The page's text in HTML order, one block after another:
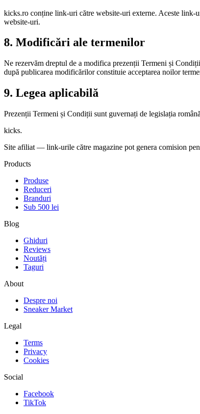
kicks.ro conține link-uri către website-uri externe. Aceste link-
website-uri.
8. Modificări ale termenilor
Ne rezervăm dreptul de a modifica prezenții Termeni și
după publicarea modificărilor constituie acceptarea noilor
9. Legea aplicabilă
Prezenții Termeni și Condiții sunt guvernați de legislația
kicks.
Site afiliat — link-urile către magazine pot genera comision
Products
Produse
Reduceri
Branduri
Sub 500 lei
Blog
Ghiduri
Reviews
Noutăți
Taguri
About
Despre noi
Sneaker Market
Legal
Terms
Privacy
Cookies
Social
Facebook
TikTok